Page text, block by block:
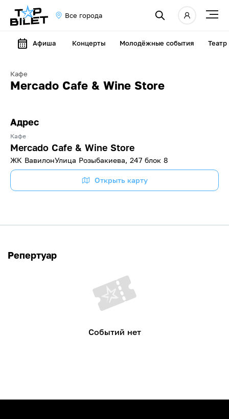
Все города
Афиша Концерты Молодёжные события Театр
Кафе
Mercado Cafe & Wine Store
Адрес
Кафе
Mercado Cafe & Wine Store
​ЖК Вавилон​Улица Розыбакиева, 247 блок 8
Открыть карту
Репертуар
Событий нет